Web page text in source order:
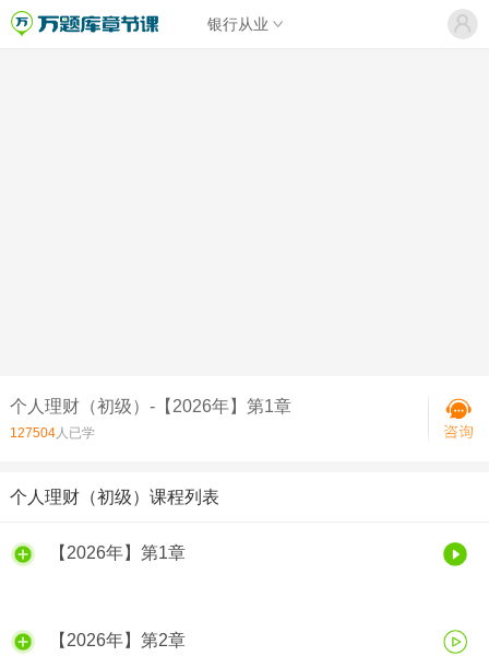
银行从业
个人理财（初级）-【2026年】第1章
127504人已学
个人理财（初级）课程列表
【2026年】第1章
【2026年】第2章